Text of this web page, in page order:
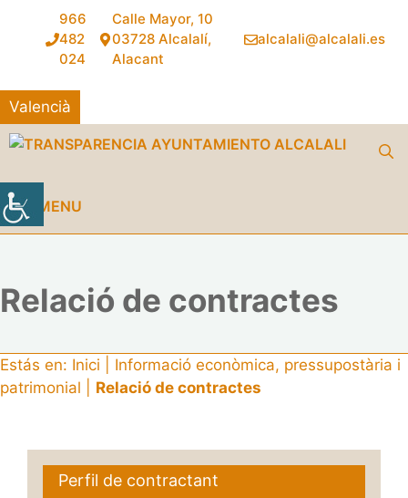
contingut
966
482
024
Calle Mayor, 10
03728 Alcalalí,
Alacant
alcalali@alcalali.es
Valencià
MENU
Relació de contractes
Estás en: Inici
Informació econòmica, pressupostària i
patrimonial
Relació de contractes
Perfil de contractant